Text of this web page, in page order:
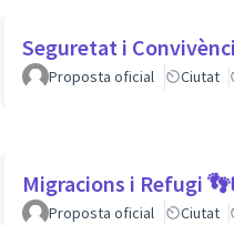
Seguretat i
Proposta oficial Ciutat
Migracions i Refugi
Proposta oficial Ciutat